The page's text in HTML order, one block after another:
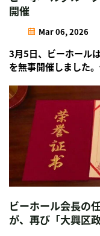
開催
Mar 06, 2026
3月5日、ビーホール
を無事開催しました
ンバーが参加しました
ビーホール会長の
が、再び「大興区